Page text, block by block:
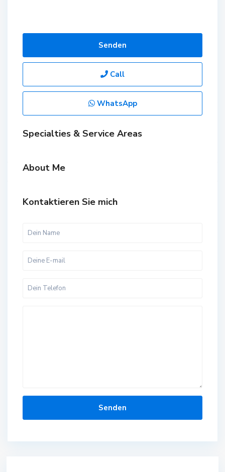
Senden
Call
WhatsApp
Specialties & Service Areas
About Me
Kontaktieren Sie mich